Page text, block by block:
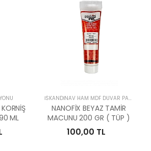
ML
İSKANDİNAV HAM MDF DUVAR PANELLERİ
NANOFİX BEYAZ TAMİR
MACUNU 200 GR ( TÜP )
100,00 TL